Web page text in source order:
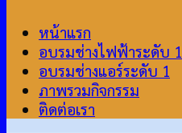
หน้าแรก
อบรมช่างไฟฟ้าระดับ 1
อบรมช่างแอร์ระดับ 1
ภาพรวมกิจกรรม
ติดต่อเรา